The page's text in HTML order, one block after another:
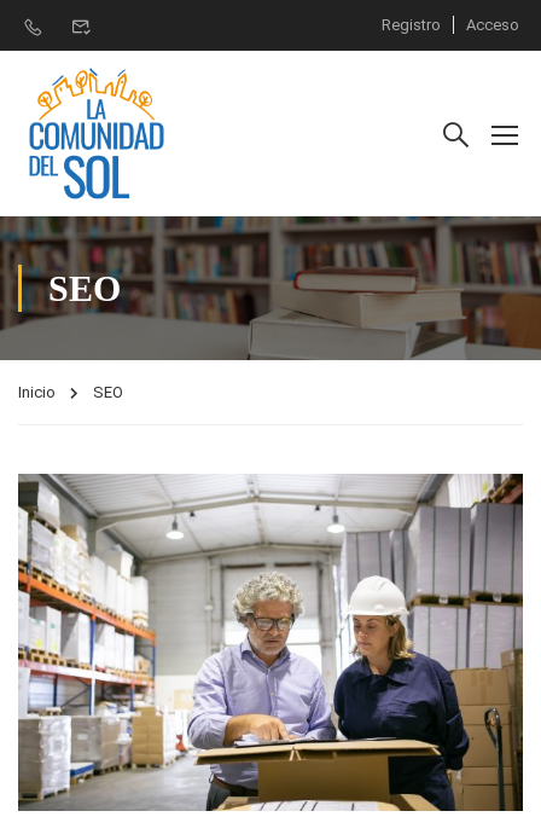
Registro Acceso
SEO
Inicio SEO